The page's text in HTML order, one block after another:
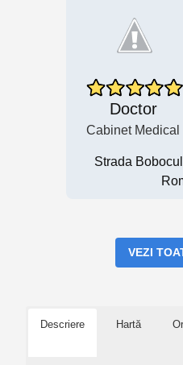
Doctor
Cabinet Medical
Strada
VEZI
Descriere Hartă